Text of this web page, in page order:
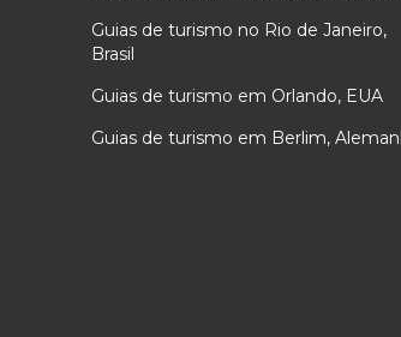
Guias de turismo no Rio de Janeiro,
Brasil
Guias de turismo em Orlando, EUA
Guias de turismo em Berlim,